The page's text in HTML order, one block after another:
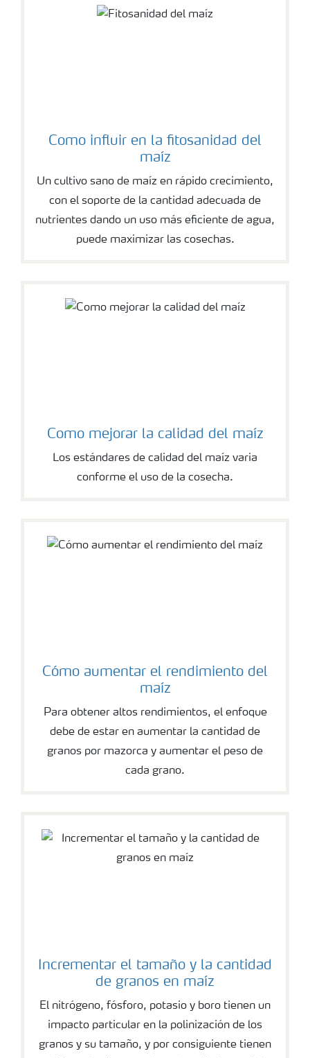
Como influir en la fitosanidad del
maíz
Un cultivo sano de maíz en rápido crecimiento,
con el soporte de la cantidad adecuada de
nutrientes dando un uso más eficiente de agua,
puede maximizar las cosechas.
Como mejorar la calidad del maíz
Los estándares de calidad del maíz varia
conforme el uso de la cosecha.
Cómo aumentar el rendimiento del
maíz
Para obtener altos rendimientos, el enfoque
debe de estar en aumentar la cantidad de
granos por mazorca y aumentar el peso de
cada grano.
Incrementar el tamaño y la cantidad
de granos en maíz
El nitrógeno, fósforo, potasio y boro tienen un
impacto particular en la polinización de los
granos y su tamaño, y por consiguiente tienen